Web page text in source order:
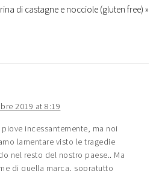
di castagne e nocciole (gluten free) »
2019 at 8:19
piove incessantemente, ma noi
lamentare visto le tragedie
nel resto del nostro paese.. Ma
di quella marca, sopratutto